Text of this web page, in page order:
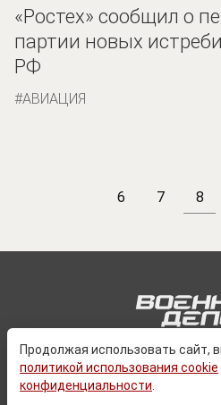
«Ростех» сообщил о
партии новых
РФ
АВИАЦИЯ
6 7 8
Продолжая использовать сайт,
политикой использования cookie
конфиденциальности
О